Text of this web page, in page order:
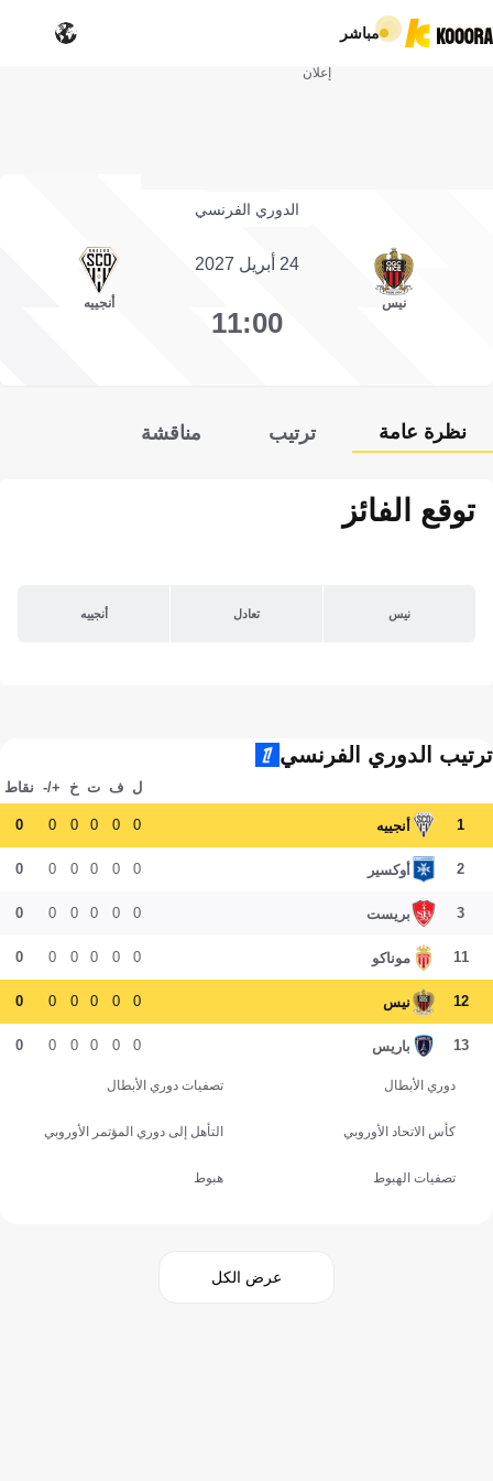
مباشر
إعلان
الدوري الفرنسي
نيس
24 أبريل 2027
11:00
أنجييه
نظرة عامة ترتيب مناقشة
توقع الفائز
نيس تعادل أنجييه
ترتيب الدوري الفرنسي
ل ف ت خ +/- نقاط
1 أنجييه 0
0
0
0
0
0
2 أوكسير 0
0
0
0
0
0
3 بريست 0
0
0
0
0
0
11 موناكو 0
0
0
0
0
0
12 نيس 0
0
0
0
0
0
13 باريس 0
0
0
0
0
0
دوري الأبطال تصفيات دوري الأبطال
كأس الاتحاد الأوروبي التأهل إلى دوري المؤتمر الأوروبي
تصفيات الهبوط هبوط
عرض الكل